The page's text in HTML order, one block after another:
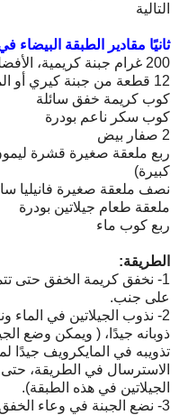
التالية
ثانيًا مقادير الطبقة
200 غرام جبنة كريمية،
12 قطعة من جبنة كيري أو المراعي
كوب كريمة خفق سائلة
كوب سكر ناعم بودرة
2 صفار بيض
ربع ملعقة صغيرة قشرة
كبيرة)
نصف ملعقة صغيرة فانيليا
ملعقة طعام جيلاتين بودرة
ربع كوب ماء
الطريقة:
1- نخفق كريمة الخفق حتى
على جنب.
2- نذوب الجيلاتين في
ذوبانه جيدًا، ( ويمكن وضع
الاسترسال في الطريقة،
الجيلاتين في هذه الطبقة).
3- نضع الجبنة في وعاء